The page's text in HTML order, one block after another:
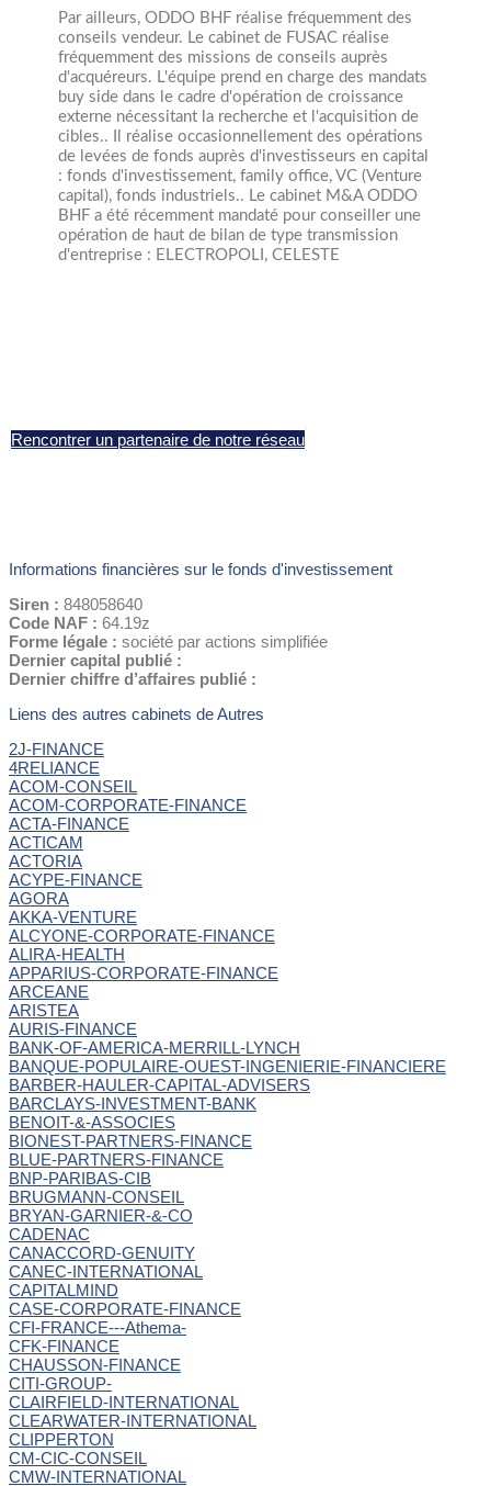
Par ailleurs, ODDO BHF réalise fréquemment des
conseils vendeur. Le cabinet de FUSAC réalise
fréquemment des missions de conseils auprès
d'acquéreurs. L'équipe prend en charge des mandats
buy side dans le cadre d'opération de croissance
externe nécessitant la recherche et l'acquisition de
cibles..
Il réalise occasionnellement des opérations
de levées de fonds auprès d'investisseurs en capital
: fonds d'investissement, family office, VC (Venture
capital), fonds industriels.. Le cabinet M&A ODDO
BHF a été récemment mandaté pour conseiller une
opération de haut de bilan de type transmission
d'entreprise : ELECTROPOLI, CELESTE
Rencontrer un partenaire de notre réseau
Informations financières sur le fonds d'investissement
Siren : 848058640
Code NAF : 64.19z
Forme légale : société par actions simplifiée
Dernier capital publié :
Dernier chiffre d’affaires publié :
Liens des autres cabinets de Autres
2J-FINANCE
4RELIANCE
ACOM-CONSEIL
ACOM-CORPORATE-FINANCE
ACTA-FINANCE
ACTICAM
ACTORIA
ACYPE-FINANCE
AGORA
AKKA-VENTURE
ALCYONE-CORPORATE-FINANCE
ALIRA-HEALTH
APPARIUS-CORPORATE-FINANCE
ARCEANE
ARISTEA
AURIS-FINANCE
BANK-OF-AMERICA-MERRILL-LYNCH
BANQUE-POPULAIRE-OUEST-INGENIERIE-FINANCIERE
BARBER-HAULER-CAPITAL-ADVISERS
BARCLAYS-INVESTMENT-BANK
BENOIT-&-ASSOCIES
BIONEST-PARTNERS-FINANCE
BLUE-PARTNERS-FINANCE
BNP-PARIBAS-CIB
BRUGMANN-CONSEIL
BRYAN-GARNIER-&-CO
CADENAC
CANACCORD-GENUITY
CANEC-INTERNATIONAL
CAPITALMIND
CASE-CORPORATE-FINANCE
CFI-FRANCE---Athema-
CFK-FINANCE
CHAUSSON-FINANCE
CITI-GROUP-
CLAIRFIELD-INTERNATIONAL
CLEARWATER-INTERNATIONAL
CLIPPERTON
CM-CIC-CONSEIL
CMW-INTERNATIONAL